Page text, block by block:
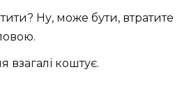
Ну, може бути, втратите
взагалі коштує.